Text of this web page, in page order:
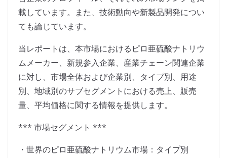
載しています。また、技術動向や新製品開発につい
ても論じています。
当レポートは、本市場におけるピロ亜硫酸ナトリウ
ムメーカー、新規参入企業、産業チェーン関連企業
に対し、市場全体および企業別、タイプ別、用途
別、地域別のサブセグメントにおける売上、販売
量、平均価格に関する情報を提供します。
*** 市場セグメント ***
・世界のピロ亜硫酸ナトリウム市場：タイプ別